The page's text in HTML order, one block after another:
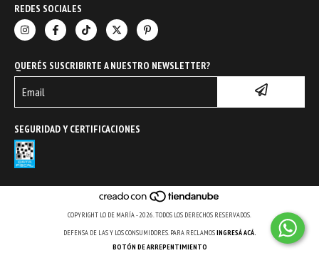
REDES SOCIALES
QUERÉS SUSCRIBIRTE A NUESTRO NEWSLETTER?
SEGURIDAD Y CERTIFICACIONES
COPYRIGHT LO DE MARÍA - 2026. TODOS LOS DERECHOS RESERVADOS.
DEFENSA DE LAS Y LOS CONSUMIDORES. PARA RECLAMOSINGRESÁ ACÁ.
BOTÓN DE ARREPENTIMIENTO